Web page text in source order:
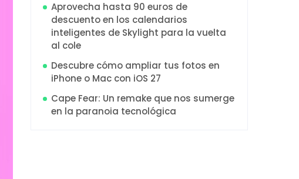
Aprovecha hasta 90 euros de
descuento en los calendarios
inteligentes de Skylight para la vuelta
al cole
Descubre cómo ampliar tus fotos en
iPhone o Mac con iOS 27
Cape Fear: Un remake que nos sumerge
en la paranoia tecnológica